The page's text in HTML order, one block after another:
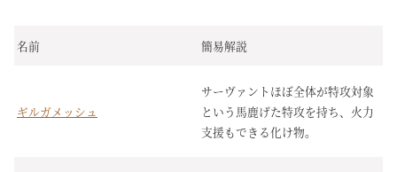
名前 簡易解説
ギルガメッシュ
サーヴァントほぼ全体が特攻対象
という馬鹿げた特攻を持ち、火力
支援もできる化け物。